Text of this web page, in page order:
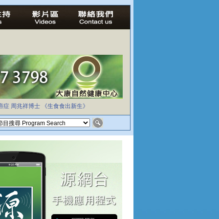
症 周兆祥博士 《生食食出新生》